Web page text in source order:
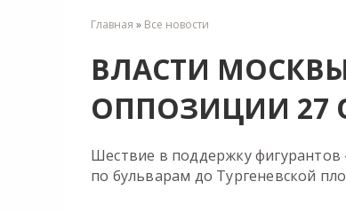
Главная » Все новости
ВЛАСТИ
ОППОЗИЦИИ 27
Шествие в поддержку
по бульварам до Тургеневской